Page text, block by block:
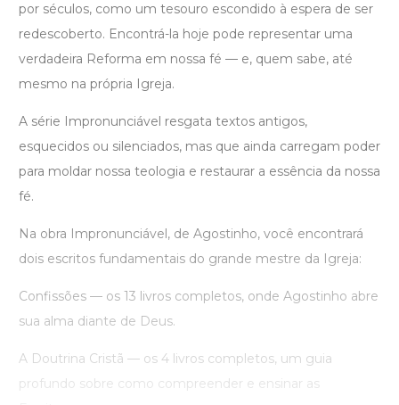
por séculos, como um tesouro escondido à espera de ser
redescoberto. Encontrá-la hoje pode representar uma
verdadeira Reforma em nossa fé — e, quem sabe, até
mesmo na própria Igreja.
A série Impronunciável resgata textos antigos,
esquecidos ou silenciados, mas que ainda carregam poder
para moldar nossa teologia e restaurar a essência da nossa
fé.
Na obra Impronunciável, de Agostinho, você encontrará
dois escritos fundamentais do grande mestre da Igreja:
Confissões — os 13 livros completos, onde Agostinho abre
sua alma diante de Deus.
A Doutrina Cristã — os 4 livros completos, um guia
profundo sobre como compreender e ensinar as